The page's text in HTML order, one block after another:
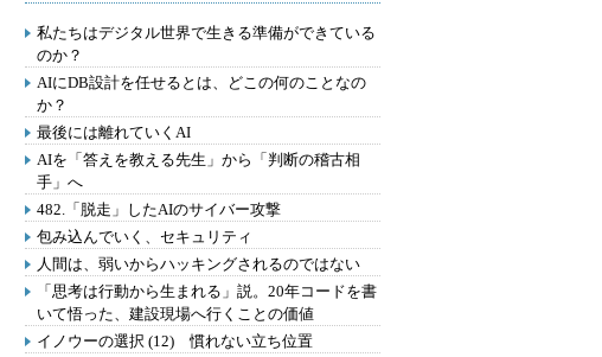
私たちはデジタル世界で生きる準備ができている
のか？
AIにDB設計を任せるとは、どこの何のことなの
か？
最後には離れていくAI
AIを「答えを教える先生」から「判断の稽古相
手」へ
482.「脱走」したAIのサイバー攻撃
包み込んでいく、セキュリティ
人間は、弱いからハッキングされるのではない
「思考は行動から生まれる」説。20年コードを書
いて悟った、建設現場へ行くことの価値
イノウーの選択 (12) 慣れない立ち位置